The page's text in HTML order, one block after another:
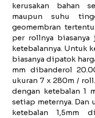
kerusakan bahan
maupun suhu
geomembran
per rollnya biasanya
ketebalannya. Untuk
biasanya dipatok
mm dibanderol
ukuran 7 x 280m /
dengan ketebalan 1
setiap meternya. Dan
ketebalan 1,5mm